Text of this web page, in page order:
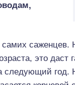
саженцев.
это даст
следующий год.